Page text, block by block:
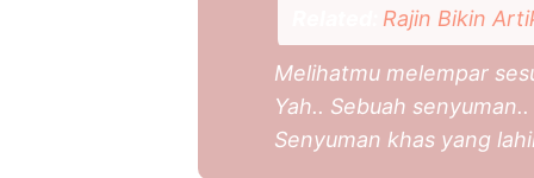
Rajin Bikin
Melihatmu melempar
Yah.. Sebuah senyuman..
Senyuman khas yang